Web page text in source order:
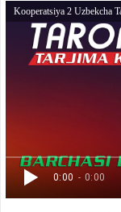
0:00 - 0:00
Kooperatsiya 2 Uzbekcha